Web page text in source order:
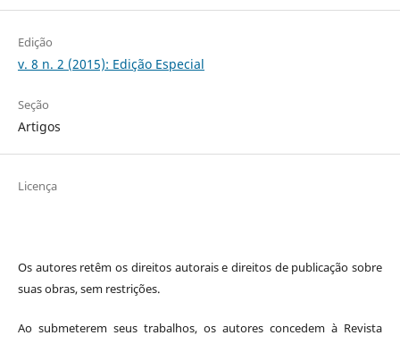
Edição
v. 8 n. 2 (2015): Edição Especial
Seção
Artigos
Licença
Os autores retêm os direitos autorais e direitos de publicação sobre
suas obras, sem restrições.
Ao submeterem seus trabalhos, os autores concedem à Revista